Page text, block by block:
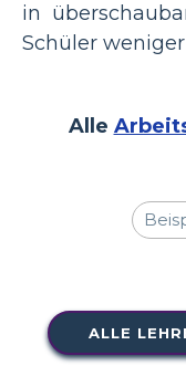
in
Schüler
Alle
ALLE